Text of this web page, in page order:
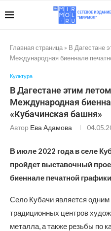
Главная страница » В Дагестане
Международная биеннале
Культура
В Дагестане этим
Международная
«Кубачинская башня»
Автор Ева Адамова
В июле 2022 года в селе
пройдет выставочный
биеннале печатной
Село Кубачи является одним
традиционных центров
металла, а также резьбы по